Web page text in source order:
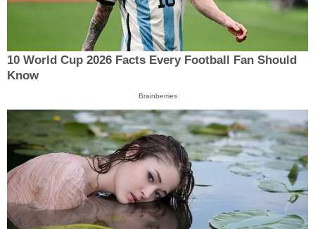
10 World Cup 2026 Facts Every Football Fan Should
Know
Brainberries